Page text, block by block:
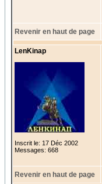
Revenir en haut de page
LenKinap
Inscrit le: 17 Déc 2002
Messages: 668
Revenir en haut de page